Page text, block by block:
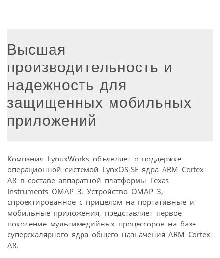
Высшая
производительность и
надежность для
защищенных мобильных
приложений
Компания LynuxWorks объявляет о поддержке
операционной системой LynxOS-SE ядра ARM Cortex-
A8 в составе аппаратной платформы Texas
Instruments OMAP 3. Устройство OMAP 3,
спроектированное с прицелом на портативные и
мобильные приложения, представляет первое
поколение мультимедийных процессоров на базе
суперскалярного ядра общего назначения ARM Cortex-
A8.